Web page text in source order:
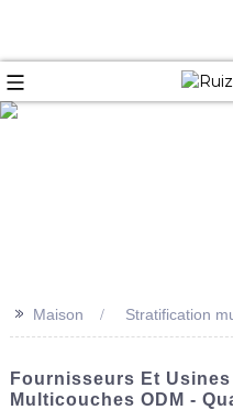
>> Maison Stratification
Fournisseurs Et
Multicouches ODM -